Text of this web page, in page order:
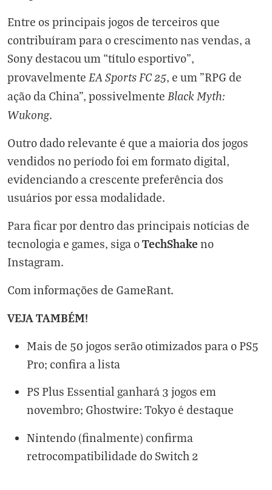
Entre os principais jogos de terceiros que
contribuíram para o crescimento nas vendas, a
Sony destacou um “título esportivo”,
provavelmente EA Sports FC 25, e um "RPG de
ação da China", possivelmente Black Myth:
Wukong.
Outro dado relevante é que a maioria dos jogos
vendidos no período foi em formato digital,
evidenciando a crescente preferência dos
usuários por essa modalidade.
Para ficar por dentro das principais notícias de
tecnologia e games, siga oTechShake no
Instagram.
Com informações de GameRant.
VEJA TAMBÉM!
Mais de 50 jogos serão otimizados para o PS5
Pro; confira a lista
PS Plus Essential ganhará 3 jogos em
novembro; Ghostwire: Tokyo é destaque
Nintendo (finalmente) confirma
retrocompatibilidade do Switch 2